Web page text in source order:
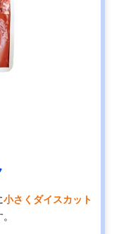
小さくダイスカット